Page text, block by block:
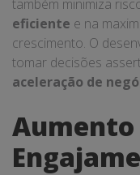
também minimiza
eficiente e na
crescimento. O
tomar decisões
aceleração de
Aumento